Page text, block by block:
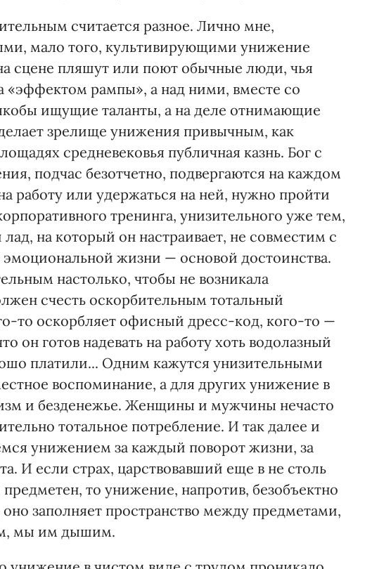
считается разное. Лично мне,
мало того, культивирующими унижение
сцене пляшут или поют обычные люди, чья
«эффектом рампы», а над ними, вместе со
ищущие таланты, а на деле отнимающие
зрелище унижения привычным, как
средневековья публичная казнь. Бог с
подчас безотчетно, подвергаются на каждом
работу или удержаться на ней, нужно пройти
тренинга, унизительного уже тем,
на который он настраивает, не совместим с
эмоциональной жизни — основой достоинства.
настолько, чтобы не возникала
счесть оскорбительным тотальный
то оскорбляет офисный дресс-код, кого-то —
он готов надевать на работу хоть водолазный
платили... Одним кажутся унизительными
воспоминание, а для других унижение в
и безденежье. Женщины и мужчины нечасто
тотальное потребление. И так далее и
унижением за каждый поворот жизни, за
И если страх, царствовавший еще в не столь
то унижение, напротив, безобъектно
заполняет пространство между предметами,
мы им дышим.